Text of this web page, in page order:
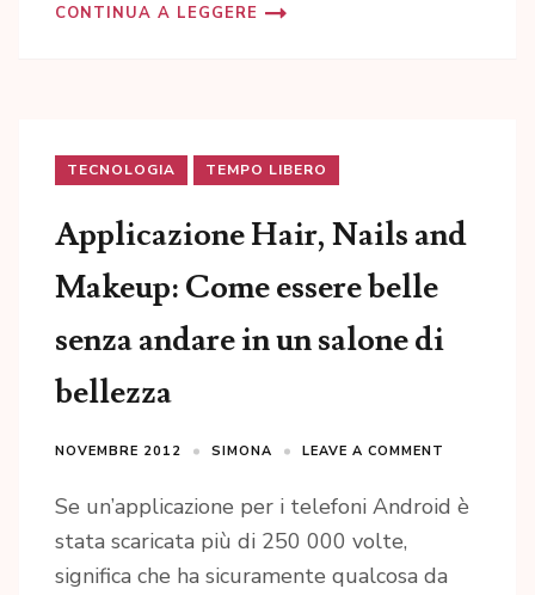
CONTINUA A LEGGERE
TECNOLOGIA TEMPO LIBERO
Applicazione Hair, Nails and
Makeup: Come essere belle
senza andare in un salone di
bellezza
NOVEMBRE 2012 SIMONA LEAVE A COMMENT
Se un’applicazione per i telefoni Android è
stata scaricata più di 250 000 volte,
significa che ha sicuramente qualcosa da